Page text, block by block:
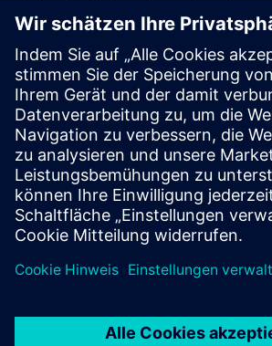
eingehen, um die Fertigung in den USA
Belegschaft weiterzuentwickeln und die
voranzutreiben, die die moderne
laden Kunden, Partner und
Sie sich mit uns in Verbindungwährend
Nächstes kommt — für das
Gewerbe und für die Gemeinden, die es
Veröffentlicht: 4. Mai 2026